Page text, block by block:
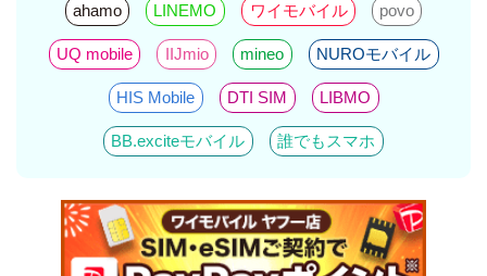
ahamo LINEMO ワイモバイル povo
UQ mobile IIJmio mineo NUROモバイル
HIS Mobile DTI SIM LIBMO
BB.exciteモバイル 誰でもスマホ